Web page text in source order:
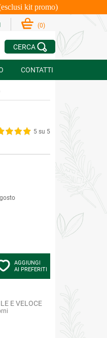
kit promo)
(0)
CERCA
CONTATTI
5 su 5
AGGIUNGI
AI PREFERITI
E VELOCE